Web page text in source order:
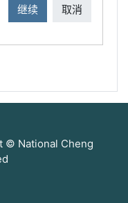
继续 取消
© National Cheng